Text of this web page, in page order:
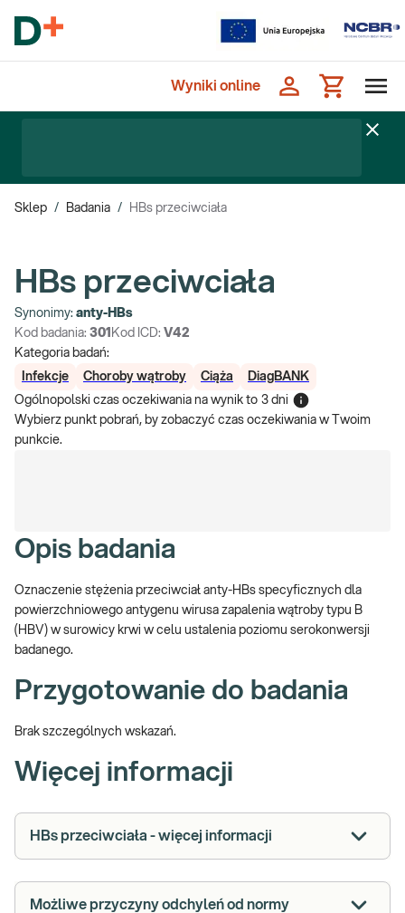
Wyniki online
Sklep / Badania / HBs przeciwciała
HBs przeciwciała
Synonimy: anty-HBs
Kod badania: 301 Kod ICD: V42
Kategoria badań:
Infekcje
Choroby wątroby Ciąża
DiagBANK
Ogólnopolski czas oczekiwania na wynik to 3 dni
Wybierz punkt pobrań, by zobaczyć czas oczekiwania w Twoim
punkcie.
Opis badania
Oznaczenie stężenia przeciwciał anty-HBs specyficznych dla
powierzchniowego antygenu wirusa zapalenia wątroby typu B
(HBV) w surowicy krwi w celu ustalenia poziomu serokonwersji
badanego.
Przygotowanie do badania
Brak szczególnych wskazań.
Więcej informacji
HBs przeciwciała - więcej informacji
Możliwe przyczyny odchyleń od normy